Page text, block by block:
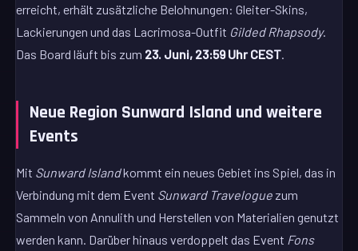
erreicht, erhält zusätzliche Belohnungen: Gleiter-Skins,
Lackierungen und das Lacrimosa-Outfit Gilded Rhapsody.
Das Board läuft bis zum 23. Juni, 23:59 Uhr CEST.
Neue Region Sunward Island und weitere
Events
Mit Sunward Islandkommt ein neues Gebiet ins Spiel, das in
Verbindung mit dem Event Sunward Travelogue zum
Sammeln von Annulith und Herstellen von Materialien genutzt
werden kann. Darüber hinaus verdoppelt das Event Fons